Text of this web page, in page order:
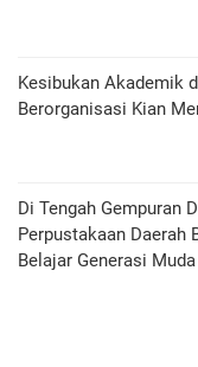
Kesibukan Akademik
Berorganisasi Kian
Di Tengah Gempuran
Perpustakaan Daerah
Belajar Generasi Muda